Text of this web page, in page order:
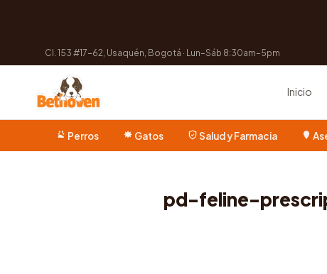
Cl. 153 #17-62, Usaquén, Bogotá · Lun–Sáb 8:30am–5pm
Inicio
Perros Gatos Salud y Farmacia
pd-feline-